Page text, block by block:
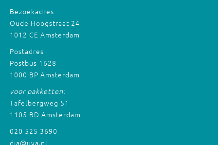
Bezoekadres
Oude Hoogstraat 24
1012 CE Amsterdam
Postadres
Postbus 1628
1000 BP Amsterdam
voor pakketten:
Tafelbergweg 51
1105 BD Amsterdam
020 525 3690
dia@uva.nl